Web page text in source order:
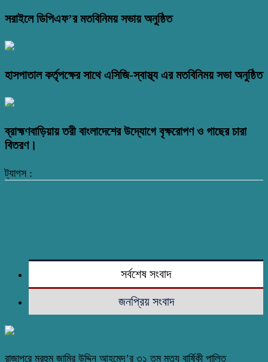
সরাইলে ডিপিএফ’র মতবিনিময় সভায় অনুষ্ঠিত
হাসপাতাল কর্তৃপক্ষের সাথে এসিজি-স্বাস্থ্য এর মতবিনিময় সভা অনুষ্ঠিত
ব্রাহ্মণবাড়িয়ায় তরী বাংলাদেশের উদ্যোগে বৃক্ষরোপণ ও গাছের চারা
বিতরণ।
ট্যাগস :
সর্বশেষ সংবাদ
জনপ্রিয় সংবাদ
রাজাপুরে মরহুম জামির উদ্দিন আহমেদ’র ৩১ তম মৃত্যু বার্ষিকী পালিত